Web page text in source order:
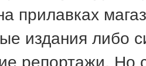
прилавках
издания либо
репортажи. Но